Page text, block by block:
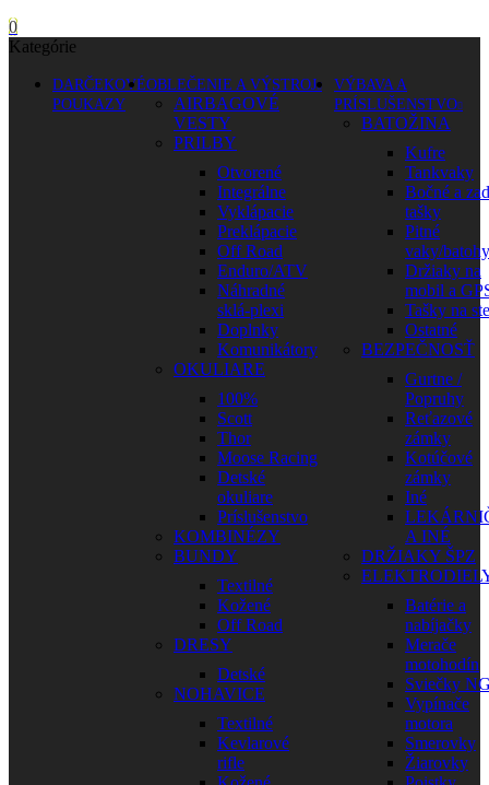
0
Kategórie
DARČEKOVÉ
POUKAZY
OBLEČENIE A VÝSTROJ
AIRBAGOVÉ
VESTY
PRILBY
Otvorené
Integrálne
Vyklápacie
Preklápacie
Off Road
Enduro/ATV
Náhradné
sklá-plexi
Doplnky
Komunikátory
OKULIARE
100%
Scott
Thor
Moose Racing
Detské
okuliare
Príslušenstvo
KOMBINÉZY
BUNDY
Textilné
Kožené
Off Road
DRESY
Detské
NOHAVICE
Textilné
Kevlarové
rifle
VÝBAVA A
PRÍSLUŠENSTVO
BATOŽINA
Kufre
Tankvaky
Bočné a
tašky
Pitné
vaky/batohy
Držiaky na
mobil a
Tašky na
Ostatné
BEZPEČNOSŤ
Gurtne /
Popruhy
Reťazové
zámky
Kotúčové
zámky
Iné
A INÉ
DRŽIAKY ŠPZ
Batérie a
nabíjačky
Merače
motohodín
Sviečky
Vypínače
motora
Smerovky
Žiarovky